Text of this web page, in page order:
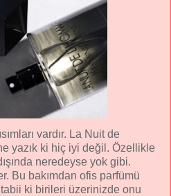
vardır. La Nuit de
yazık ki hiç iyi değil. Özellikle
neredeyse yok gibi.
Bu bakımdan ofis parfümü
ki birileri üzerinizde onu